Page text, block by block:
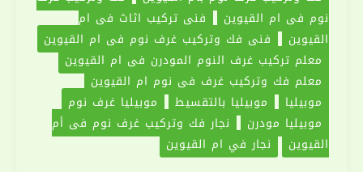
نوم فى ام القيوين
فني تركيب اثاث في ام
القيوين
فني فك وتركيب غرف نوم في ام القيوين
معلم تركيب غرف النوم المودرن في ام القيوين
معلم فك وتركيب غرف في نوم ام القيوين
موبيليا
موبيليا بالتقسيط
موبيليا غرف نوم
موبيليا مودرن
نجار فك وتركيب غرف نوم فى أم
القيوين
نجار في ام القيوين